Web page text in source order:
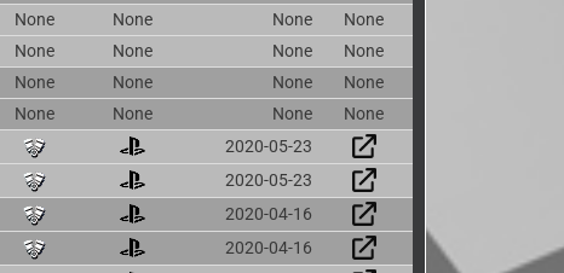
None None None
None
None None None None
None None None
None
None None None None
2020-05-23
2020-05-23
2020-04-16
2020-04-16